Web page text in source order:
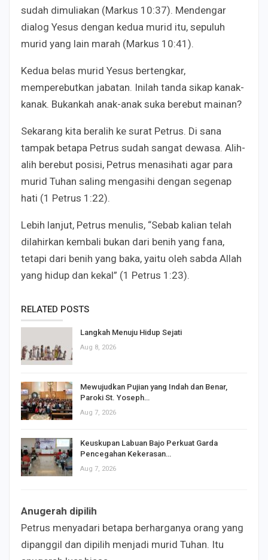
sudah dimuliakan (Markus 10:37). Mendengar
dialog Yesus dengan kedua murid itu, sepuluh
murid yang lain marah (Markus 10:41).
Kedua belas murid Yesus bertengkar,
memperebutkan jabatan. Inilah tanda sikap kanak-
kanak. Bukankah anak-anak suka berebut mainan?
Sekarang kita beralih ke surat Petrus. Di sana
tampak betapa Petrus sudah sangat dewasa. Alih-
alih berebut posisi, Petrus menasihati agar para
murid Tuhan saling mengasihi dengan segenap
hati (1 Petrus 1:22).
Lebih lanjut, Petrus menulis, “Sebab kalian telah
dilahirkan kembali bukan dari benih yang fana,
tetapi dari benih yang baka, yaitu oleh sabda Allah
yang hidup dan kekal” (1 Petrus 1:23).
RELATED POSTS
Langkah Menuju Hidup Sejati
Aug 8, 2026
Mewujudkan Pujian yang Indah dan Benar,
Paroki St. Yoseph…
Aug 7, 2026
Keuskupan Labuan Bajo Perkuat Garda
Pencegahan Kekerasan…
Aug 7, 2026
Anugerah dipilih
Petrus menyadari betapa berharganya orang yang
dipanggil dan dipilih menjadi murid Tuhan. Itu